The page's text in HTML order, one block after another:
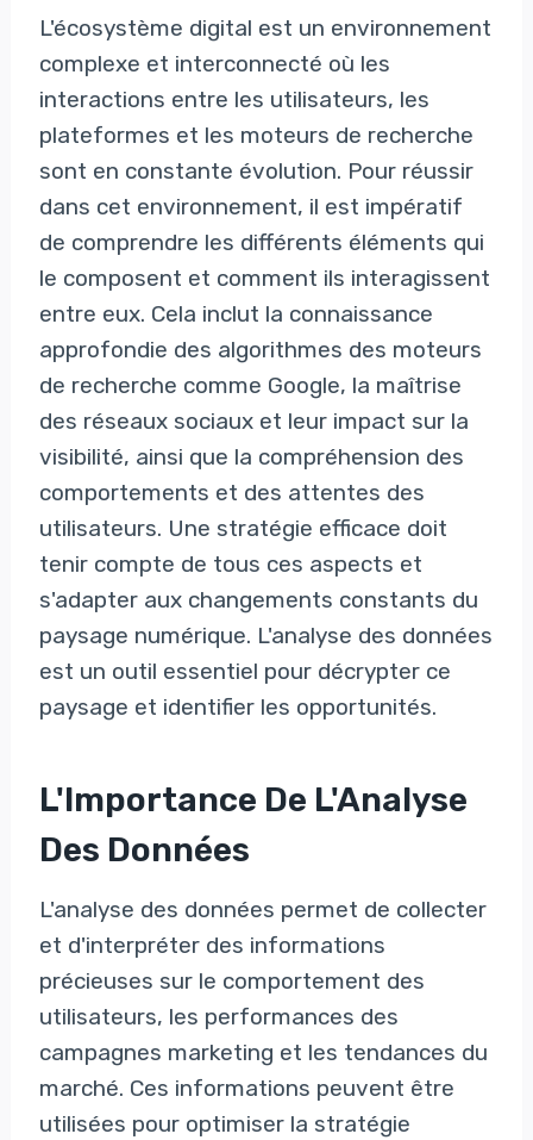
L'écosystème digital est un environnement
complexe et interconnecté où les
interactions entre les utilisateurs, les
plateformes et les moteurs de recherche
sont en constante évolution. Pour réussir
dans cet environnement, il est impératif
de comprendre les différents éléments qui
le composent et comment ils interagissent
entre eux. Cela inclut la connaissance
approfondie des algorithmes des moteurs
de recherche comme Google, la maîtrise
des réseaux sociaux et leur impact sur la
visibilité, ainsi que la compréhension des
comportements et des attentes des
utilisateurs. Une stratégie efficace doit
tenir compte de tous ces aspects et
s'adapter aux changements constants du
paysage numérique. L'analyse des données
est un outil essentiel pour décrypter ce
paysage et identifier les opportunités.
L'Importance De L'Analyse
Des Données
L'analyse des données permet de collecter
et d'interpréter des informations
précieuses sur le comportement des
utilisateurs, les performances des
campagnes marketing et les tendances du
marché. Ces informations peuvent être
utilisées pour optimiser la stratégie